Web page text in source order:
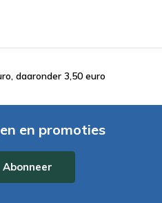
daaronder 3,50 euro
en promoties
Abonneer